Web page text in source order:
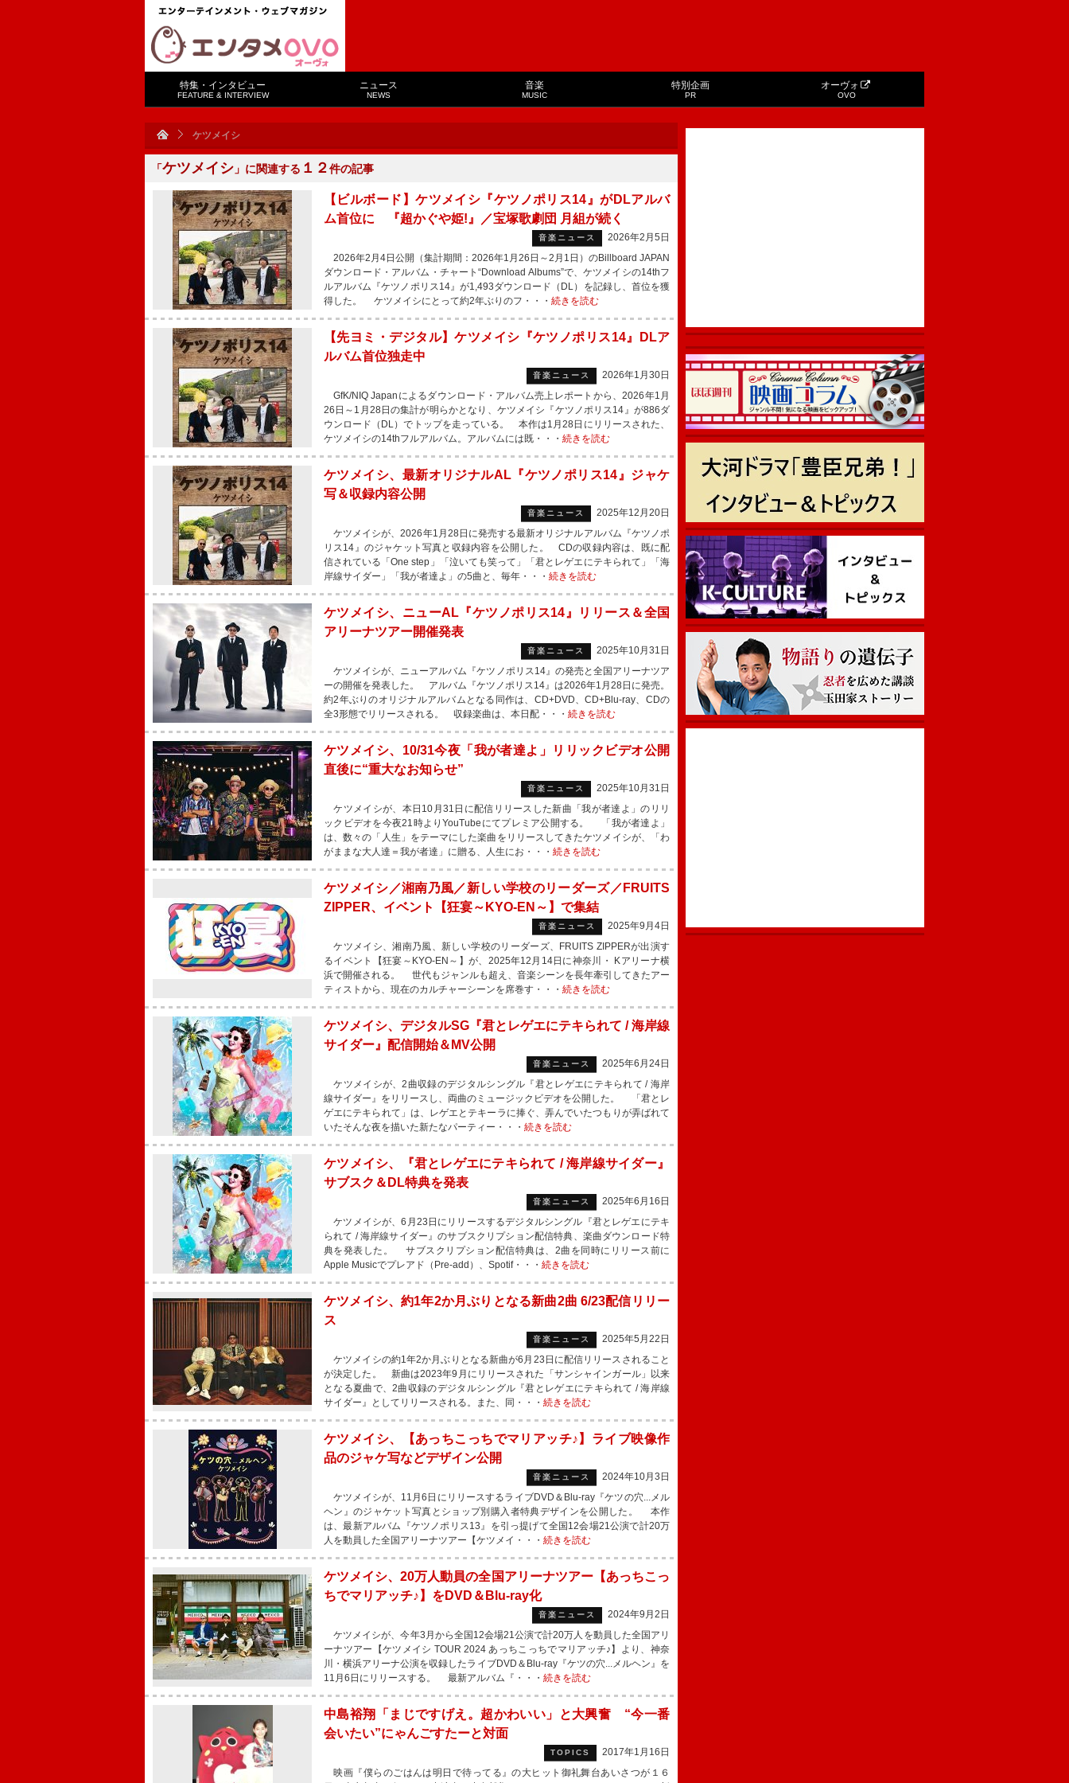
特集・インタビュー
FEATURE & INTERVIEW
ニュース
NEWS
音楽
MUSIC
特別企画
PR
オーヴォ
OVO
ケツメイシ
「ケツメイシ 」に関連する １２件の記事
【ビルボード】ケツメイシ『ケツノポリス14』がDLアルバ
ム首位に 『超かぐや姫!』／宝塚歌劇団 月組が続く
音楽ニュース
2026年2月5日
2026年2月4日公開（集計期間：2026年1月26日～2月1日）のBillboard JAPAN
ダウンロード・アルバム・チャート“Download Albums”で、ケツメイシの14thフ
ルアルバム『ケツノポリス14』が1,493ダウンロード（DL）を記録し、首位を獲
得した。 ケツメイシにとって約2年ぶりのフ・・・ 続きを読む
【先ヨミ・デジタル】ケツメイシ『ケツノポリス14』DLア
ルバム首位独走中
音楽ニュース
2026年1月30日
GfK/NIQ Japanによるダウンロード・アルバム売上レポートから、2026年1月
26日～1月28日の集計が明らかとなり、ケツメイシ『ケツノポリス14』が886ダ
ウンロード（DL）でトップを走っている。 本作は1月28日にリリースされた、
ケツメイシの14thフルアルバム。アルバムには既・・・ 続きを読む
ケツメイシ、最新オリジナルAL『ケツノポリス14』ジャケ
写＆収録内容公開
音楽ニュース
2025年12月20日
ケツメイシが、2026年1月28日に発売する最新オリジナルアルバム『ケツノポ
リス14』のジャケット写真と収録内容を公開した。 CDの収録内容は、既に配
信されている「One step」「泣いても笑って」「君とレゲエにテキられて」「海
岸線サイダー」「我が者達よ」の5曲と、毎年・・・ 続きを読む
ケツメイシ、ニューAL『ケツノポリス14』リリース＆全国
アリーナツアー開催発表
音楽ニュース
2025年10月31日
ケツメイシが、ニューアルバム『ケツノポリス14』の発売と全国アリーナツア
ーの開催を発表した。 アルバム『ケツノポリス14』は2026年1月28日に発売。
約2年ぶりのオリジナルアルバムとなる同作は、CD+DVD、CD+Blu-ray、CDの
全3形態でリリースされる。 収録楽曲は、本日配・・・ 続きを読む
ケツメイシ、10/31今夜「我が者達よ」リリックビデオ公開
直後に“重大なお知らせ”
音楽ニュース
2025年10月31日
ケツメイシが、本日10月31日に配信リリースした新曲「我が者達よ」のリリ
ックビデオを今夜21時よりYouTubeにてプレミア公開する。 「我が者達よ」
は、数々の「人生」をテーマにした楽曲をリリースしてきたケツメイシが、「わ
がままな大人達＝我が者達」に贈る、人生にお・・・ 続きを読む
ケツメイシ／湘南乃風／新しい学校のリーダーズ／FRUITS
ZIPPER、イベント【狂宴～KYO-EN～】で集結
音楽ニュース
2025年9月4日
ケツメイシ、湘南乃風、新しい学校のリーダーズ、FRUITS ZIPPERが出演す
るイベント【狂宴～KYO-EN～】が、2025年12月14日に神奈川・ Kアリーナ横
浜で開催される。 世代もジャンルも超え、音楽シーンを長年牽引してきたアー
ティストから、現在のカルチャーシーンを席巻す・・・ 続きを読む
ケツメイシ、デジタルSG『君とレゲエにテキられて / 海岸線
サイダー』配信開始＆MV公開
音楽ニュース
2025年6月24日
ケツメイシが、2曲収録のデジタルシングル『君とレゲエにテキられて / 海岸
線サイダー』をリリースし、両曲のミュージックビデオを公開した。 「君とレ
ゲエにテキられて」は、レゲエとテキーラに捧ぐ、弄んでいたつもりが弄ばれて
いたそんな夜を描いた新たなパーティー・・・ 続きを読む
ケツメイシ、『君とレゲエにテキられて / 海岸線サイダー』
サブスク＆DL特典を発表
音楽ニュース
2025年6月16日
ケツメイシが、6月23日にリリースするデジタルシングル『君とレゲエにテキ
られて / 海岸線サイダー』のサブスクリプション配信特典、楽曲ダウンロード特
典を発表した。 サブスクリプション配信特典は、2曲を同時にリリース前に
Apple Musicでプレアド（Pre-add）、Spotif・・・ 続きを読む
ケツメイシ、約1年2か月ぶりとなる新曲2曲 6/23配信リリー
ス
音楽ニュース
2025年5月22日
ケツメイシの約1年2か月ぶりとなる新曲が6月23日に配信リリースされること
が決定した。 新曲は2023年9月にリリースされた「サンシャインガール」以来
となる夏曲で、2曲収録のデジタルシングル『君とレゲエにテキられて / 海岸線
サイダー』としてリリースされる。また、同・・・ 続きを読む
ケツメイシ、【あっちこっちでマリアッチ♪】ライブ映像作
品のジャケ写などデザイン公開
音楽ニュース
2024年10月3日
ケツメイシが、11月6日にリリースするライブDVD＆Blu-ray『ケツの穴...メル
ヘン』のジャケット写真とショップ別購入者特典デザインを公開した。 本作
は、最新アルバム『ケツノポリス13』を引っ提げて全国12会場21公演で計20万
人を動員した全国アリーナツアー【ケツメイ・・・ 続きを読む
ケツメイシ、20万人動員の全国アリーナツアー【あっちこっ
ちでマリアッチ♪】をDVD＆Blu-ray化
音楽ニュース
2024年9月2日
ケツメイシが、今年3月から全国12会場21公演で計20万人を動員した全国アリ
ーナツアー【ケツメイシ TOUR 2024 あっちこっちでマリアッチ♪】より、神奈
川・横浜アリーナ公演を収録したライブDVD＆Blu-ray『ケツの穴...メルヘン』を
11月6日にリリースする。 最新アルバム『・・・ 続きを読む
中島裕翔「まじですげえ。超かわいい」と大興奮 “今一番
会いたい”にゃんごすたーと対面
TOPICS
2017年1月16日
映画『僕らのごはんは明日で待ってる』の大ヒット御礼舞台あいさつが１６